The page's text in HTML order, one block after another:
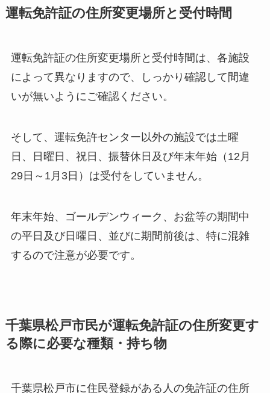
運転免許証の住所変更場所と受付時間
運転免許証の住所変更場所と受付時間は、各施設
によって異なりますので、しっかり確認して間違
いが無いようにご確認ください。
そして、運転免許センター以外の施設では土曜
日、日曜日、祝日、振替休日及び年末年始（12月
29日～1月3日）は受付をしていません。
年末年始、ゴールデンウィーク、お盆等の期間中
の平日及び日曜日、並びに期間前後は、特に混雑
するので注意が必要です。
千葉県松戸市民が運転免許証の住所変更す
る際に必要な種類・持ち物
千葉県松戸市に住民登録がある人の免許証の住所